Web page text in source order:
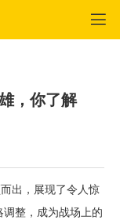
，你了解
出，展现了令人惊
整，成为战场上的